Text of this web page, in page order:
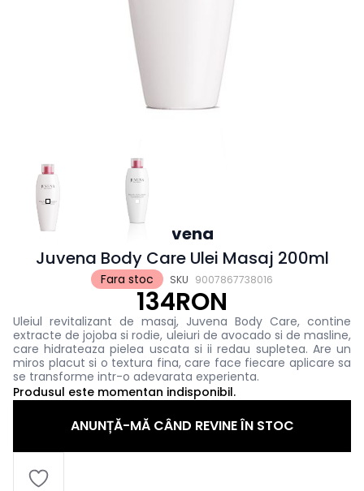
Fara stoc SKU 9007867738016
Juvena
Juvena Body Care Ulei Masaj 200ml
134RON
Uleiul revitalizant de masaj, Juvena Body Care, contine
extracte de jojoba si rodie, uleiuri de avocado si de masline,
care hidrateaza pielea uscata si ii redau supletea. Are un
miros placut si o textura fina, care face fiecare aplicare sa
se transforme intr-o adevarata experienta.
Produsul este momentan indisponibil.
ANUNȚĂ-MĂ CÂND REVINE ÎN STOC